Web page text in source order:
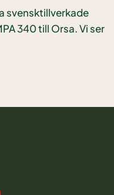
svensktillverkade
340 till Orsa. Vi ser